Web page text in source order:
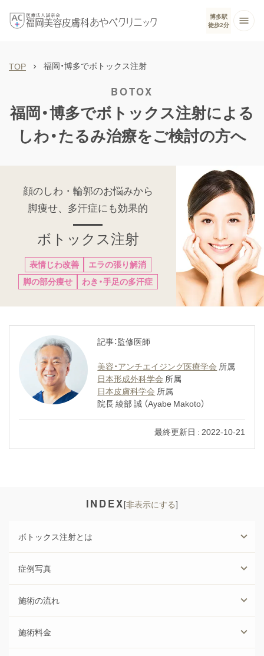
博多駅
徒歩2分
TOP 福岡・博多でボトックス注射
福岡・博多でボトックス注射による
しわ・たるみ治療をご検討の方へ
顔のしわ・輪郭のお悩みから
脚痩せ、多汗症にも効果的
ボトックス注射
表情じわ改善
エラの張り解消
脚の部分痩せ
わき・手足の多汗症
記事：監修医師
美容・アンチエイジング医療学会 所属
日本形成外科学会 所属
日本皮膚科学会 所属
院長 綾部 誠 （Ayabe Makoto）
最終更新日 :2022-10-21
INDEX[非表示にする]
ボトックス注射とは
症例写真
施術の流れ
施術料金